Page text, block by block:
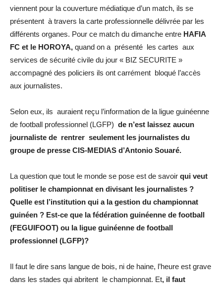
viennent pour la couverture médiatique d’un match, ils se
présentent à travers la carte professionnelle délivrée par les
différents organes. Pour ce match du dimanche entre HAFIA
FC et le HOROYA, quand on a présenté les cartes aux
services de sécurité civile du jour « BIZ SECURITE »
accompagné des policiers ils ont carrément bloqué l’accès
aux journalistes.
Selon eux, ils auraient reçu l’information de la ligue guinéenne
de football professionnel (LGFP) de n’est laissez aucun
journaliste de rentrer seulement les journalistes du
groupe de presse CIS-MEDIAS d’Antonio Souaré.
La question que tout le monde se pose est de savoir qui veut
politiser le championnat en divisant les journalistes ?
Quelle est l’institution qui a la gestion du championnat
guinéen ? Est-ce que la fédération guinéenne de football
(FEGUIFOOT) ou la ligue guinéenne de football
professionnel (LGFP)?
Il faut le dire sans langue de bois, ni de haine, l’heure est grave
dans les stades qui abritent le championnat. Et, il faut